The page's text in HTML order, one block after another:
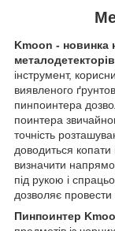
Kmoon - новинка
інструмент,
виявленого
пинпоинтера
поинтера
точність
доводиться
визначити
під рукою і
дозволяє провести
Пинпоинтер